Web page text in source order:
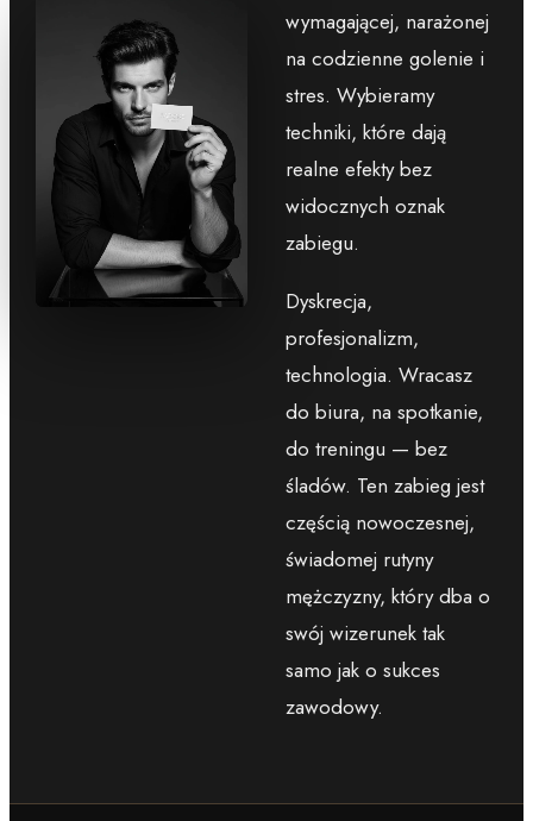
wymagającej, narażonej
na codzienne golenie i
stres. Wybieramy
techniki, które dają
realne efekty bez
widocznych oznak
zabiegu.
Dyskrecja,
profesjonalizm,
technologia. Wracasz
do biura, na spotkanie,
do treningu — bez
śladów. Ten zabieg jest
częścią nowoczesnej,
świadomej rutyny
mężczyzny, który dba o
swój wizerunek tak
samo jak o sukces
zawodowy.